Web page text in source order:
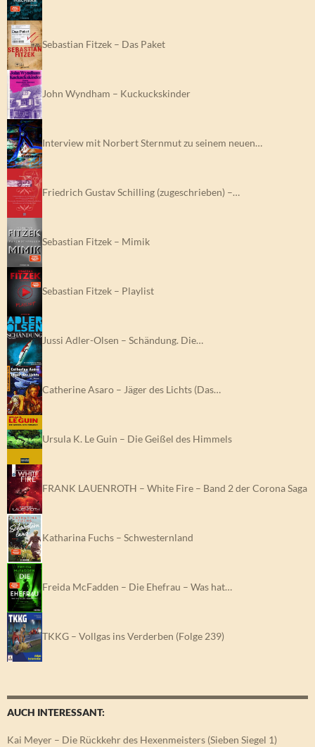
Sebastian Fitzek – Das Paket
John Wyndham – Kuckuckskinder
Interview mit Norbert Sternmut zu seinem neuen…
Friedrich Gustav Schilling (zugeschrieben) –…
Sebastian Fitzek – Mimik
Sebastian Fitzek – Playlist
Jussi Adler-Olsen – Schändung. Die…
Catherine Asaro – Jäger des Lichts (Das…
Ursula K. Le Guin – Die Geißel des Himmels
FRANK LAUENROTH – White Fire – Band 2 der Corona Saga
Katharina Fuchs – Schwesternland
Freida McFadden – Die Ehefrau – Was hat…
TKKG – Vollgas ins Verderben (Folge 239)
AUCH INTERESSANT:
Kai Meyer – Die Rückkehr des Hexenmeisters (Sieben Siegel 1)